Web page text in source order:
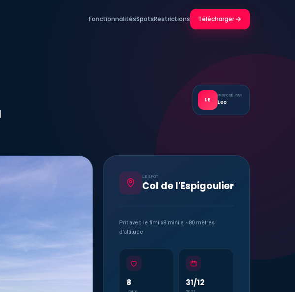
FonctionnalitésSpotsRestrictions Télécharger
LE
PROPOSÉ PAR
Leo
LE SPOT
Col de l'Espigoulier
Prit avec le fimi x8 mini a ~80 mètres
d'altitude
8 31/12